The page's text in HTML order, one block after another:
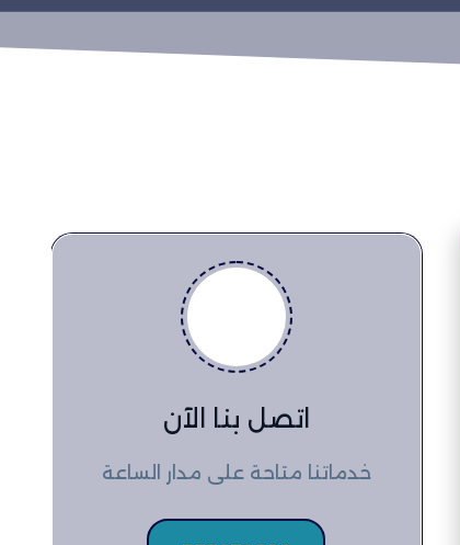
اتصل بنا الآن
خدماتنا متاحة على مدار الساعة